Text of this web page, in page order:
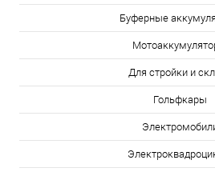
Буферные
Для стройки и
Гольфкары